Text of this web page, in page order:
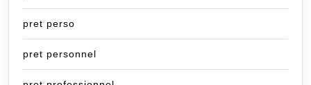
pret perso
pret personnel